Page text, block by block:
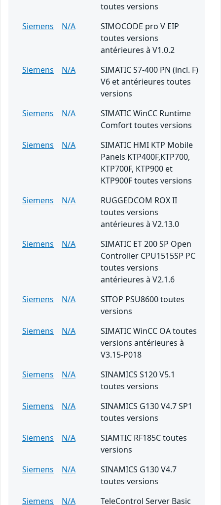
toutes versions
Siemens
N/A
SIMOCODE pro V EIP
toutes versions
antérieures à V1.0.2
Siemens
N/A
SIMATIC S7-400 PN (incl. F)
V6 et antérieures toutes
versions
Siemens
N/A
SIMATIC WinCC Runtime
Comfort toutes versions
Siemens
N/A
SIMATIC HMI KTP Mobile
Panels KTP400F,KTP700,
KTP700F, KTP900 et
KTP900F toutes versions
Siemens
N/A
RUGGEDCOM ROX II
toutes versions
antérieures à V2.13.0
Siemens
N/A
SIMATIC ET 200 SP Open
Controller CPU1515SP PC
toutes versions
antérieures à V2.1.6
Siemens
N/A
SITOP PSU8600 toutes
versions
Siemens
N/A
SIMATIC WinCC OA toutes
versions antérieures à
V3.15-P018
Siemens
N/A
SINAMICS S120 V5.1
toutes versions
Siemens
N/A
SINAMICS G130 V4.7 SP1
toutes versions
Siemens
N/A
SIAMTIC RF185C toutes
versions
Siemens
N/A
SINAMICS G130 V4.7
toutes versions
Siemens
N/A
TeleControl Server Basic